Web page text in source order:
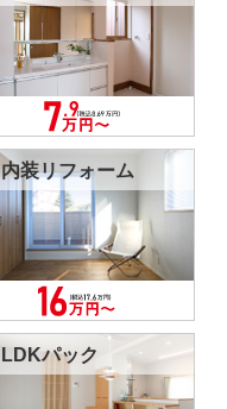
内装リフォーム
LDKパック